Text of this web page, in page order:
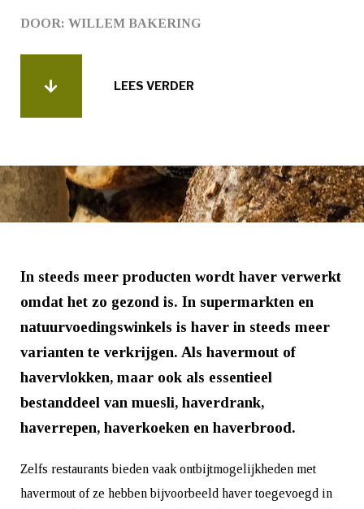
DOOR: WILLEM BAKERING
LEES VERDER
In steeds meer producten wordt haver verwerkt
omdat het zo gezond is. In supermarkten en
natuurvoedingswinkels is haver in steeds meer
varianten te verkrijgen. Als havermout of
havervlokken, maar ook als essentieel
bestanddeel van muesli, haverdrank,
haverrepen, haverkoeken en haverbrood.
Zelfs restaurants bieden vaak ontbijtmogelijkheden met
havermout of ze hebben bijvoorbeeld haver toegevoegd in